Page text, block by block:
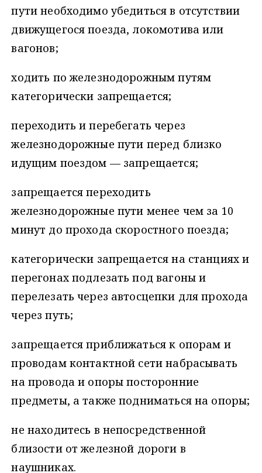
пути необходимо убедиться в отсутствии
движущегося поезда, локомотива или
вагонов;
ходить по железнодорожным путям
категорически запрещается;
переходить и перебегать через
железнодорожные пути перед близко
идущим поездом — запрещается;
запрещается переходить
железнодорожные пути менее чем за 10
минут до прохода скоростного поезда;
категорически запрещается на станциях и
перегонах подлезать под вагоны и
перелезать через автосцепки для прохода
через путь;
запрещается приближаться к опорам и
проводам контактной сети набрасывать
на провода и опоры посторонние
предметы, а также подниматься на опоры;
не находитесь в непосредственной
близости от железной дороги в
наушниках.